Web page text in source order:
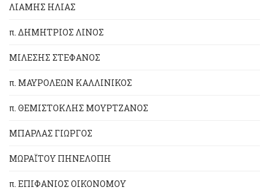
ΛΙΑΜΗΣ ΗΛΙΑΣ
π. ΔΗΜΗΤΡΙΟΣ ΛΙΝΟΣ
ΜΙΛΕΣΗΣ ΣΤΕΦΑΝΟΣ
π. ΜΑΥΡΟΛΕΩΝ ΚΑΛΛΙΝΙΚΟΣ
π. ΘΕΜΙΣΤΟΚΛΗΣ ΜΟΥΡΤΖΑΝΟΣ
ΜΠΑΡΛΑΣ ΓΙΩΡΓΟΣ
ΜΩΡΑΪΤΟΥ ΠΗΝΕΛΟΠΗ
π. ΕΠΙΦΑΝΙΟΣ ΟΙΚΟΝΟΜΟΥ